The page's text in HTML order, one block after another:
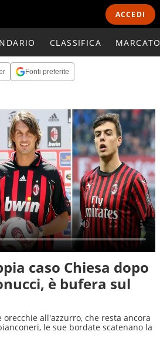
ACCEDI
CLASSIFICA
Fonti preferite
caso Chiesa dopo
è bufera sul
all'azzurro, che resta ancora
le sue bordate scatenano la